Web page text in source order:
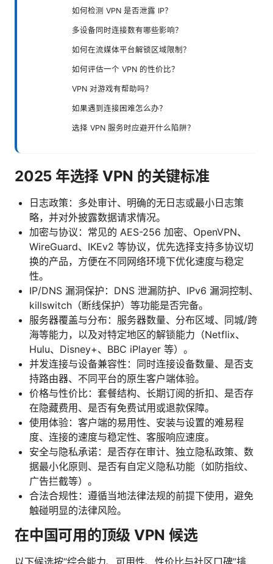
如何检测 VPN 是否泄露 IP？
多设备同时连接数有哪些影响？
如何在流媒体平台解锁区域限制？
如何评估一个 VPN 的性价比？
VPN 对游戏有帮助吗？
如果遇到连接困难怎么办？
选择 VPN 服务时应避开什么陷阱？
2025 年选择 VPN 的关键标准
日志政策：多处审计、明确的无日志或最小日志策
略，并对外披露数据请求情况。
加密与协议：常见的 AES-256 加密、OpenVPN、
WireGuard、IKEv2 等协议，优先选择支持多协议切
换的产品，方便在不同网络环境下优化速度与稳定
性。
IP/DNS 漏洞保护：DNS 泄漏防护、IPv6 漏洞控制、
killswitch（断线保护）等功能是否完备。
服务器覆盖与分布：服务器数量、分布区域、同城/跨
海等能力，以及对特定地区的解锁能力（Netflix、
Hulu、Disney+、BBC iPlayer 等）。
并发连接与设备兼容性：同时连接设备数量、是否支
持路由器、不同平台的原生客户端体验。
价格与性价比：套餐结构、长期订阅的折扣、是否存
在隐藏费用、是否有免费试用或退款保障。
使用体验：客户端的易用性、安装与设置的难易程
度、连接的速度与稳定性、客服响应速度。
安全与隐私承诺：是否存在审计、独立隐私政策、数
据最小化原则、是否有自定义隐私功能（如防指纹、
广告拦截等）。
合法合规性：遵循当地法律法规的前提下使用，避免
触碰明显的法律风险。
在中国可用的顶级 VPN 候选